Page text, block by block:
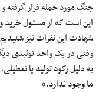
جنگ مورد حمله قرار گرفته
این است که از مسئول خرید
شهادت این نفرات نیز
وقتی در یک واحد تولیدی
به دلیل رکود تولید یا
ما وجود ندارد.»